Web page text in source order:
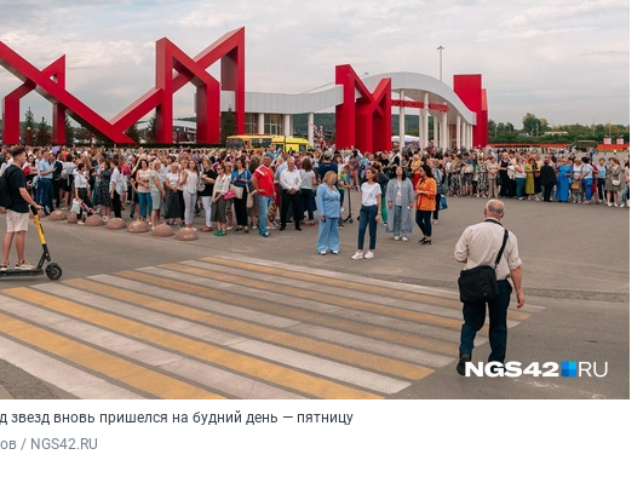
звезд вновь пришелся на будний день — пятницу
/ NGS42.RU